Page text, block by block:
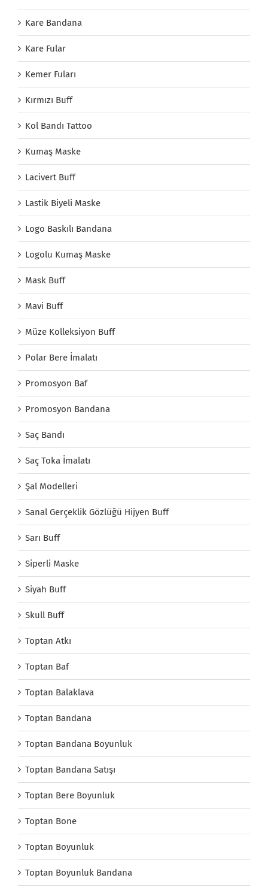
Kare Bandana
Kare Fular
Kemer Fuları
Kırmızı Buff
Kol Bandı Tattoo
Kumaş Maske
Lacivert Buff
Lastik Biyeli Maske
Logo Baskılı Bandana
Logolu Kumaş Maske
Mask Buff
Mavi Buff
Müze Kolleksiyon Buff
Polar Bere İmalatı
Promosyon Baf
Promosyon Bandana
Saç Bandı
Saç Toka İmalatı
Şal Modelleri
Sanal Gerçeklik Gözlüğü Hijyen Buff
Sarı Buff
Siperli Maske
Siyah Buff
Skull Buff
Toptan Atkı
Toptan Baf
Toptan Balaklava
Toptan Bandana
Toptan Bandana Boyunluk
Toptan Bandana Satışı
Toptan Bere Boyunluk
Toptan Bone
Toptan Boyunluk
Toptan Boyunluk Bandana